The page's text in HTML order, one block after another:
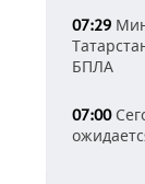
07:29
БПЛА
07:00